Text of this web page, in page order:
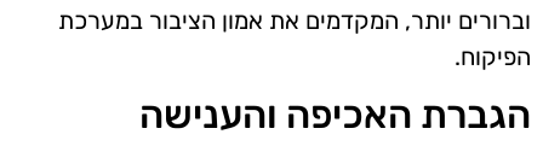
וברורים יותר, המקדמים את אמון הציבור במערכת
הפיקוח.
הגברת האכיפה והענישה